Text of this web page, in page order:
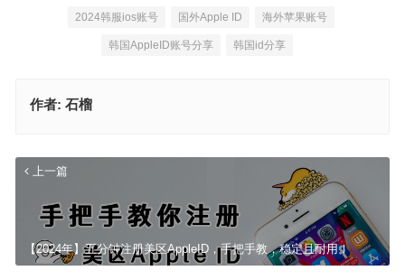
2024韩服ios账号 国外Apple ID 海外苹果账号
韩国AppleID账号分享 韩国id分享
作者: 石榴
上一篇
【2024年】五分钟注册美区AppleID，手把手教，稳定且耐用！